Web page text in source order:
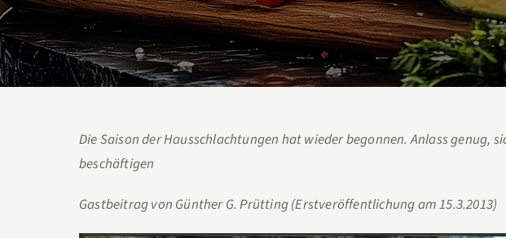
Die Saison der Hausschlachtungen hat wieder begonnen. Anlass genug,
beschäftigen
Gastbeitrag von Günther G. Prütting (Erstveröffentlichung am 15.3.2013)